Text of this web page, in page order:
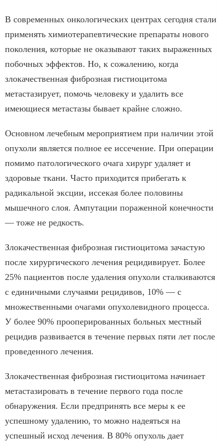
В современных онкологических центрах сегодня стали
применять химиотерапевтические препараты нового
поколения, которые не оказывают таких выраженных
побочных эффектов. Но, к сожалению, когда
злокачественная фиброзная гистиоцитома
метастазирует, помочь человеку и удалить все
имеющиеся метастазы бывает крайне сложно.
Основном лечебным мероприятием при наличии этой
опухоли является полное ее иссечение. При операции
помимо патологического очага хирург удаляет и
здоровые ткани. Часто приходится прибегать к
радикальной эксции, иссекая более половины
мышечного слоя. Ампутации пораженной конечности
— тоже не редкость.
Злокачественная фиброзная гистиоцитома зачастую
после хирургического лечения рецидивирует. Более
25% пациентов после удаления опухоли сталкиваются
с единичными случаями рецидивов, 10% — с
множественными очагами опухолевидного процесса.
У более 90% прооперированных больных местный
рецидив развивается в течение первых пяти лет после
проведенного лечения.
Злокачественная фиброзная гистиоцитома начинает
метастазировать в течение первого года после
обнаружения. Если предпринять все меры к ее
успешному удалению, то можно надеяться на
успешный исход лечения. В 80% опухоль дает